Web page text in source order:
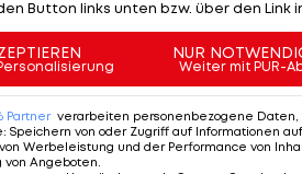
mit hohem Ballbesitzanteil
Die beste
in der 27. Minute nur am
den gegnerischen Keeper
und kommt nur zu
Button links unten bzw. über den Link
NUR
Weiter mit PUR-
Partner verarbeiten personenbezogene Daten,
: Speichern von oder Zugriff auf Informationen
Werbeleistung und der Performance von
von Angeboten.